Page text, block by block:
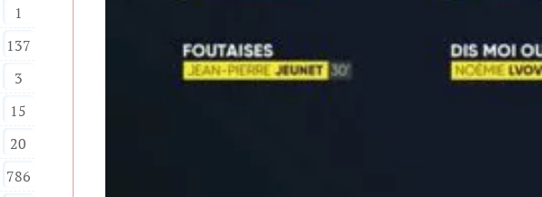
1
137
3
15
20
786